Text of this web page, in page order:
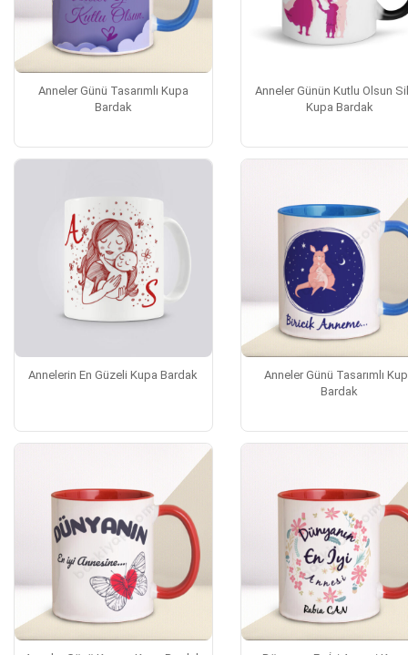
Anneler Günü Tasarımlı Kupa
Bardak
Anneler Günün Kutlu Olsun
Kupa Bardak
Annelerin En Güzeli Kupa Bardak
Anneler Günü Tasarımlı
Bardak